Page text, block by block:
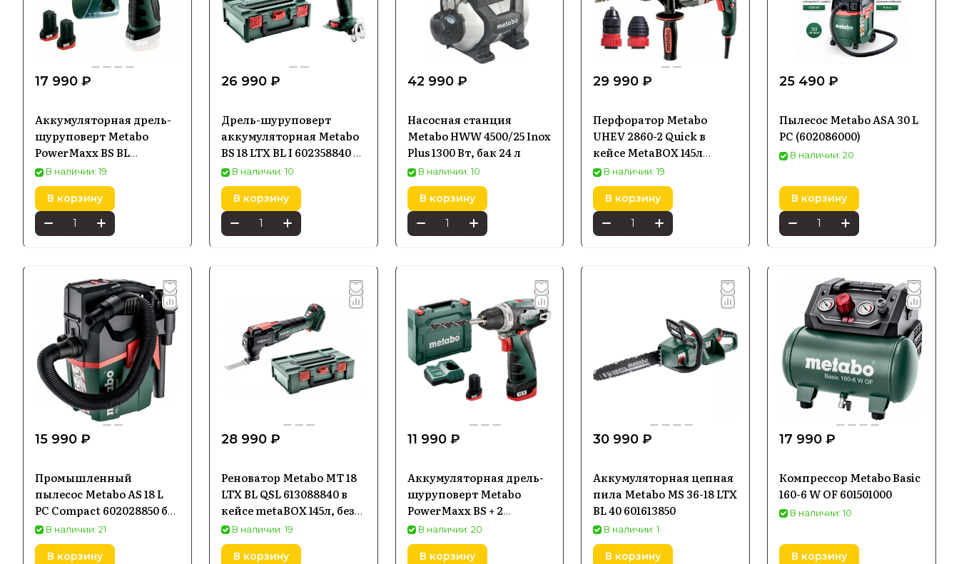
17 990 ₽
Аккумуляторная дрель-
шуруповерт Metabo
PowerMaxx BS BL
601721500
В наличии: 19
В корзину
26 990 ₽
Дрель-шуруповерт
аккумуляторная Metabo
BS 18 LTX BL I 602358840 в
кейсе metaBOX
В наличии: 10
В корзину
42 990 ₽
Насосная станция
Metabo HWW 4500/25 Inox
Plus 1300 Вт, бак 24 л
В наличии: 10
В корзину
29 990 ₽
Перфоратор Metabo
UHEV 2860-2 Quick в
кейсе MetaBOX 145л
(600713500)
В наличии: 19
В корзину
25 490 ₽
Пылесос Metabo ASA 30 L
PC (602086000)
В наличии: 20
В корзину
15 990 ₽
Промышленный
пылесос Metabo AS 18 L
PC Compact 602028850 без
акб и зу
В наличии: 21
В корзину
28 990 ₽
Реноватор Metabo MT 18
LTX BL QSL 613088840 в
кейсе metaBOX 145л, без
АКБ и ЗУ
В наличии: 19
В корзину
11 990 ₽
Аккумуляторная дрель-
шуруповерт Metabo
PowerMaxx BS + 2
аккумулятора Li-Ion
12V/2.0Ah 600984500
В наличии: 20
В корзину
30 990 ₽
Аккумуляторная цепная
пила Metabo MS 36-18 LTX
BL 40 601613850
В наличии: 1
В корзину
17 990 ₽
Компрессор Metabo Basic
160-6 W OF 601501000
В наличии: 10
В корзину